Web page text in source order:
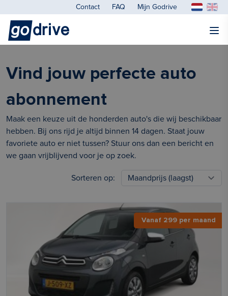
Contact FAQ Mijn Godrive
Vind jouw perfecte auto
abonnement
Maak een keuze uit de honderden auto's die wij beschikbaar
hebben. Bij ons rijd je altijd binnen 14 dagen. Staat jouw
favoriete auto er niet tussen? Stuur ons dan een bericht en
we gaan vrijblijvend voor je op zoek.
Sorteren op:
Vanaf 299 per maand